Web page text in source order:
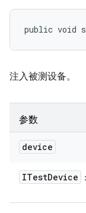
public void
注入被测设备。
参数
device
ITestDevice